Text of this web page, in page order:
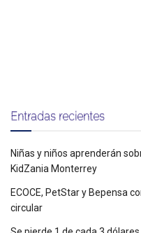
Entradas recientes
Niñas y niños aprenderán
KidZania Monterrey
ECOCE, PetStar y Bepensa
circular